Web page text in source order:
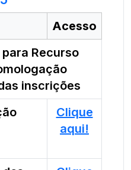
Acesso
para Recurso
inscrições
Clique
aqui!